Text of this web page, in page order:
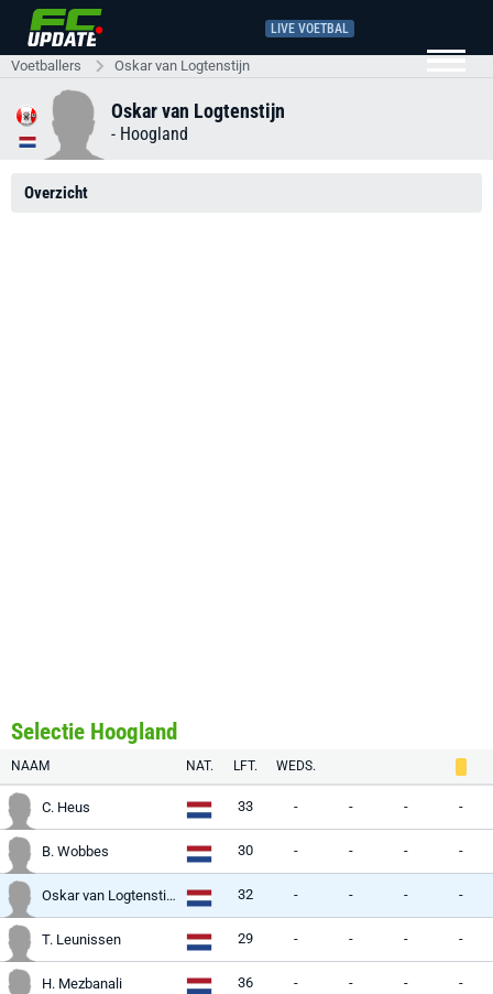
LIVE VOETBAL
Voetballers Oskar van Logtenstijn
Oskar van Logtenstijn
- Hoogland
Overzicht
Selectie Hoogland
NAAM NAT. LFT. WEDS.
C. Heus 33 - - - -
B. Wobbes 30 - - - -
Oskar van Logtenstijn 32 - - - -
T. Leunissen 29 - - - -
H. Mezbanali 36 - - - -